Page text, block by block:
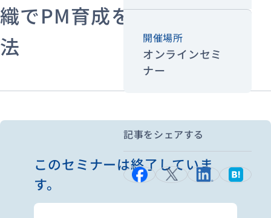
セミナー
エンジニアブログ（Zenn）
織でPM育成を成功に導く方
法
このセミナーは終了していま
す。
開催場所
オンラインセミ
ナー
記事をシェアする